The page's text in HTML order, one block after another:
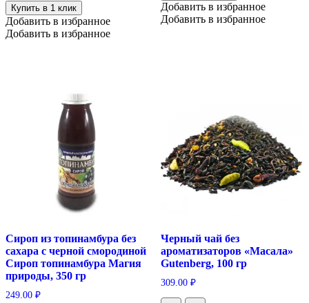
Купить в 1 клик
Добавить в избранное
Добавить в избранное
Добавить в избранное
Добавить в избранное
Сироп из топинамбура без
сахара с черной смородиной
Сироп топинамбура Магия
природы, 350 гр
249.00 ₽
Черный чай без
ароматизаторов «Масала»
Gutenberg, 100 гр
309.00 ₽